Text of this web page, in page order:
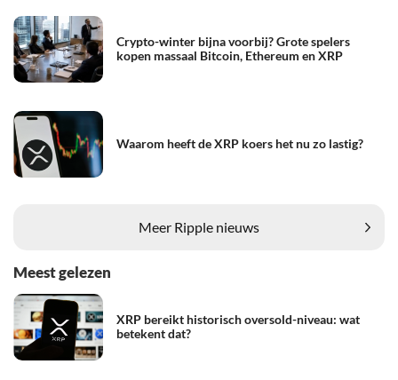
Crypto-winter bijna voorbij? Grote spelers
kopen massaal Bitcoin, Ethereum en XRP
Waarom heeft de XRP koers het nu zo lastig?
Meer Ripple nieuws
Meest gelezen
XRP bereikt historisch oversold-niveau: wat
betekent dat?